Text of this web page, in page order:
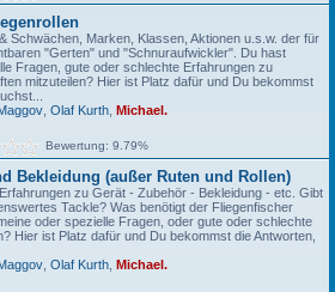
Schwächen, Marken, Klassen, Aktionen u.s.w. der für
"Gerten" und "Schnuraufwickler". Du hast
Fragen, gute oder schlechte Erfahrungen zu
mitzuteilen? Hier ist Platz dafür und Du bekommst
Olaf Kurth
Michael.
Bewertung: 9.79%
Bekleidung (außer Ruten und Rollen)
zu Gerät - Zubehör - Bekleidung - etc. Gibt
Tackle? Was benötigt der Fliegenfischer
oder spezielle Fragen, oder gute oder schlechte
Hier ist Platz dafür und Du bekommst die Antworten,
Olaf Kurth
Michael.